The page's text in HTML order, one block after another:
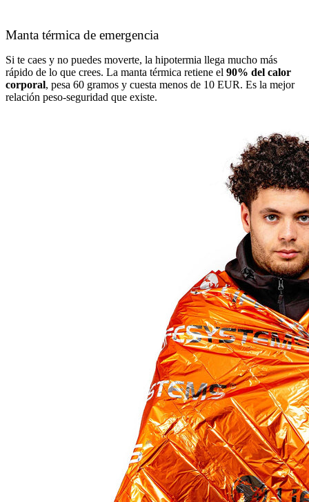
Manta térmica de emergencia
Si te caes y no puedes moverte, la hipotermia llega mucho más
rápido de lo que crees. La manta térmica retiene el 90% del calor
corporal, pesa 60 gramos y cuesta menos de 10 EUR. Es la mejor
relación peso-seguridad que existe.